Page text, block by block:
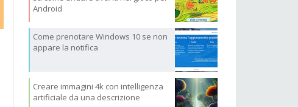
Android
Come prenotare Windows 10 se non
appare la notifica
Creare immagini 4k con intelligenza
artificiale da una descrizione